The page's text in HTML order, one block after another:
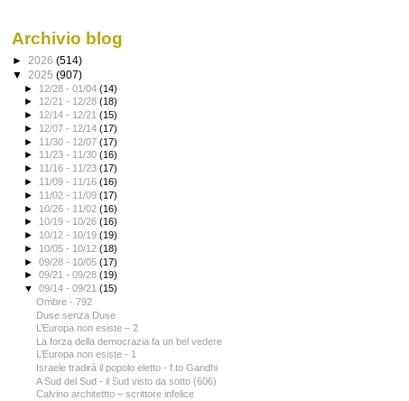
Archivio blog
► 2026 (514)
▼ 2025 (907)
► 12/28 - 01/04(14)
► 12/21 - 12/28(18)
► 12/14 - 12/21(15)
► 12/07 - 12/14(17)
► 11/30 - 12/07(17)
► 11/23 - 11/30(16)
► 11/16 - 11/23(17)
► 11/09 - 11/16(16)
► 11/02 - 11/09(17)
► 10/26 - 11/02(16)
► 10/19 - 10/26(16)
► 10/12 - 10/19(19)
► 10/05 - 10/12(18)
►09/28 - 10/05(17)
►09/21 - 09/28(19)
▼09/14 - 09/21(15)
Ombre - 792
Duse senza Duse
L’Europa non esiste – 2
La forza della democrazia fa un bel vedere
L’Europa non esiste - 1
Israele tradirà il popolo eletto - f.to Gandhi
A Sud del Sud - il Sud visto da sotto (606)
Calvino architettto – scrittore infelice